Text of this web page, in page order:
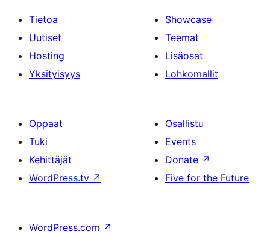
Tietoa
Uutiset
Hosting
Yksityisyys
Showcase
Teemat
Lisäosat
Lohkomallit
Oppaat
Tuki
Kehittäjät
WordPress.tv ↗
Osallistu
Events
Donate ↗
Five for the Future
WordPress.com ↗